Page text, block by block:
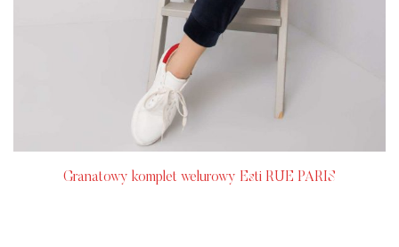
Granatowy komplet welurowy Esti RUE PARIS